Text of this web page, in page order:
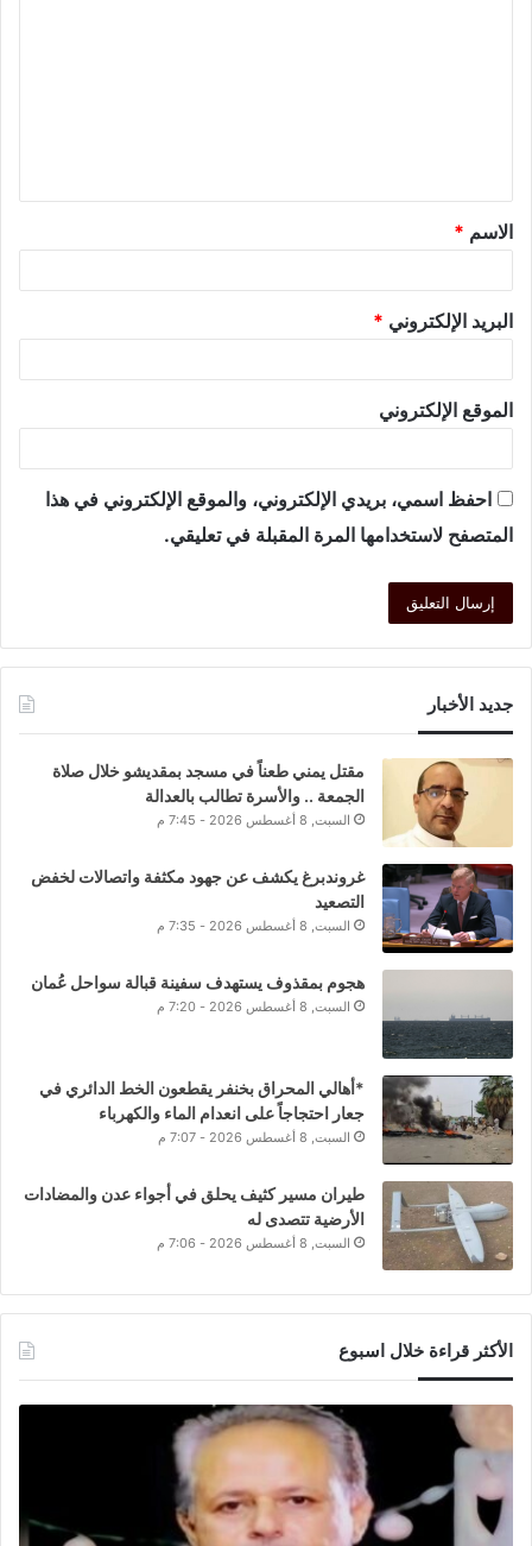
الاسم *
البريد الإلكتروني *
الموقع الإلكتروني
احفظ اسمي، بريدي الإلكتروني، والموقع الإلكتروني في هذا
المتصفح لاستخدامها المرة المقبلة في تعليقي.
جديد الأخبار
مقتل يمني طعناً في مسجد بمقديشو خلال صلاة
الجمعة .. والأسرة تطالب بالعدالة
السبت, 8 أغسطس 2026 - 7:45 م
غروندبرغ يكشف عن جهود مكثفة واتصالات لخفض
التصعيد
السبت, 8 أغسطس 2026 - 7:35 م
هجوم بمقذوف يستهدف سفينة قبالة سواحل عُمان
السبت, 8 أغسطس 2026 - 7:20 م
*أهالي المحراق بخنفر يقطعون الخط الدائري في
جعار احتجاجاً على انعدام الماء والكهرباء
السبت, 8 أغسطس 2026 - 7:07 م
طيران مسير كثيف يحلق في أجواء عدن والمضادات
الأرضية تتصدى له
السبت, 8 أغسطس 2026 - 7:06 م
الأكثر قراءة خلال اسبوع